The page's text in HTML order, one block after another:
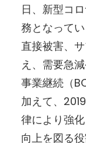
日、新型コ
務となってい
直接被害、
え、需要急
事業継続（
加えて、
律により強
向上を図る